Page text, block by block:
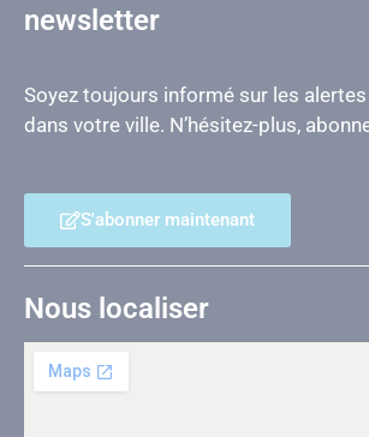
newsletter
Soyez toujours informé sur les
dans votre ville. N’hésitez-plus,
S'abonner maintenant
Nous localiser